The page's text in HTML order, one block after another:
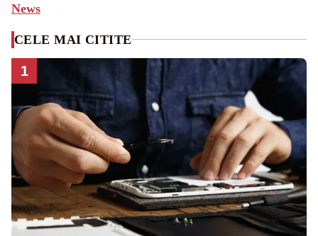
News
CELE MAI CITITE
1